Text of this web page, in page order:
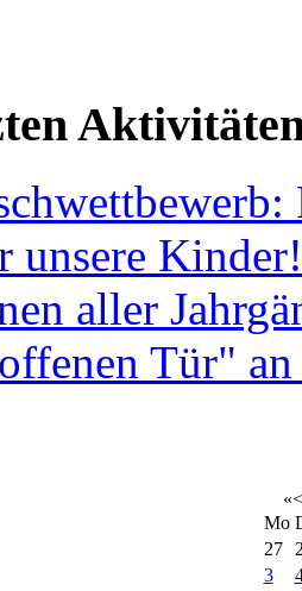
unsere Kinder!
aller
Tür"
«<
Mo
27
3